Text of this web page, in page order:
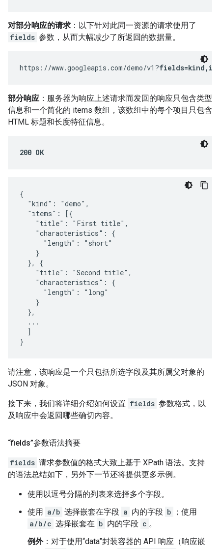
对部分响应的请求 ：以下针对此同一资源的请求使用了
fields 参数，从而大幅减少了所返回的数据量。
https://www.googleapis.com/demo/v1?
部分响应 ：服务器为响应上述请求而发回的响应只包含类型
信息和一个简化的 items 数组，该数组中的每个项目只包含
HTML 标题和长度特征信息。
200 OK
{
  "kind": "demo",
  "items": [{
    "title": "First title",
    "characteristics": {
      "length": "short"
    }
  }, {
    "title": "Second title",
    "characteristics": {
      "length": "long"
    }
  },
  ...
  ]
}
请注意，该响应是一个只包括所选字段及其所属父对象的
JSON 对象。
接下来，我们将详细介绍如何设置 fields 参数格式，以
及响应中会返回哪些确切内容。
“fields”参数语法摘要
fields 请求参数值的格式大致上基于 XPath 语法。支持
的语法总结如下，另外下一节还将提供更多示例。
使用以逗号分隔的列表来选择多个字段。
使用 a/b 选择嵌套在字段 a 内的字段 b
；使用
a/b/c 选择嵌套在 b 内的字段 c 。
例外：对于使用“data”封装容器的 API 响应（响应嵌